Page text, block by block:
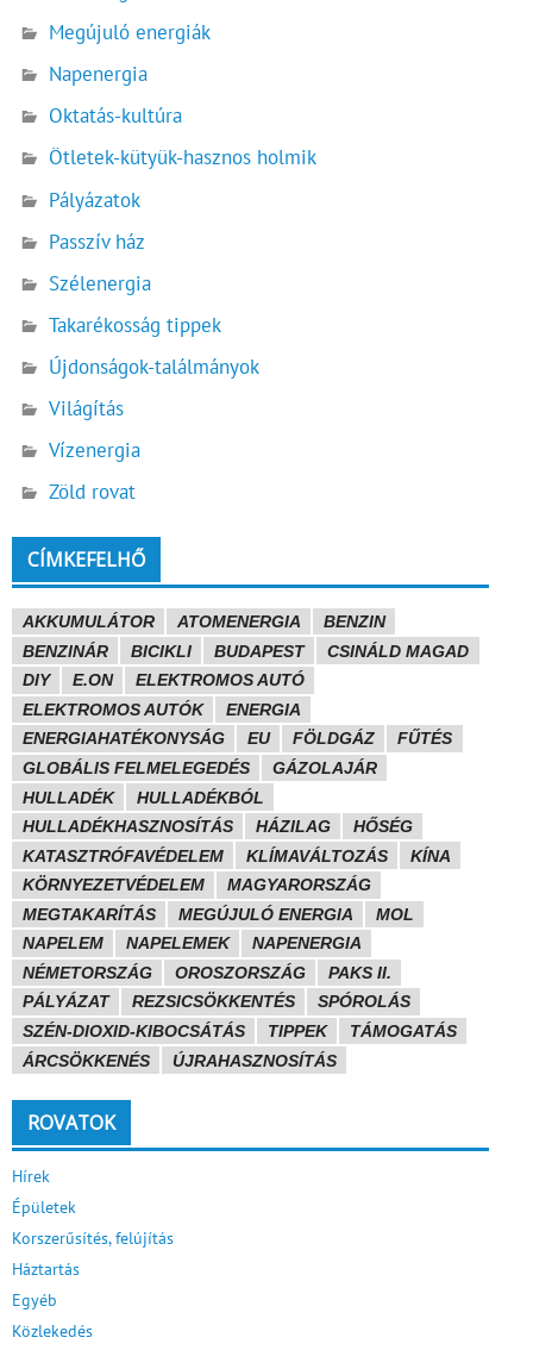
Megújuló energiák
Napenergia
Oktatás-kultúra
Ötletek-kütyük-hasznos holmik
Pályázatok
Passzív ház
Szélenergia
Takarékosság tippek
Újdonságok-találmányok
Világítás
Vízenergia
Zöld rovat
CÍMKEFELHŐ
AKKUMULÁTOR ATOMENERGIA
BENZIN
BENZINÁR
BICIKLI BUDAPEST
CSINÁLD MAGAD
DIY
E.ON
ELEKTROMOS AUTÓ
ELEKTROMOS AUTÓK
ENERGIA
ENERGIAHATÉKONYSÁG
EU FÖLDGÁZ
FŰTÉS
GLOBÁLIS FELMELEGEDÉS
GÁZOLAJÁR
HULLADÉK
HULLADÉKBÓL
HULLADÉKHASZNOSÍTÁS
HÁZILAG
HŐSÉG
KATASZTRÓFAVÉDELEM
KLÍMAVÁLTOZÁS
KÍNA
KÖRNYEZETVÉDELEM
MAGYARORSZÁG
MEGTAKARÍTÁS
MEGÚJULÓ ENERGIA
MOL
NAPELEM
NAPELEMEK
NAPENERGIA
NÉMETORSZÁG
OROSZORSZÁG
PAKS II.
PÁLYÁZAT
REZSICSÖKKENTÉS
SPÓROLÁS
SZÉN-DIOXID-KIBOCSÁTÁS
TIPPEK
TÁMOGATÁS
ÁRCSÖKKENÉS
ÚJRAHASZNOSÍTÁS
ROVATOK
Hírek
Épületek
Korszerűsítés, felújítás
Háztartás
Egyéb
Közlekedés